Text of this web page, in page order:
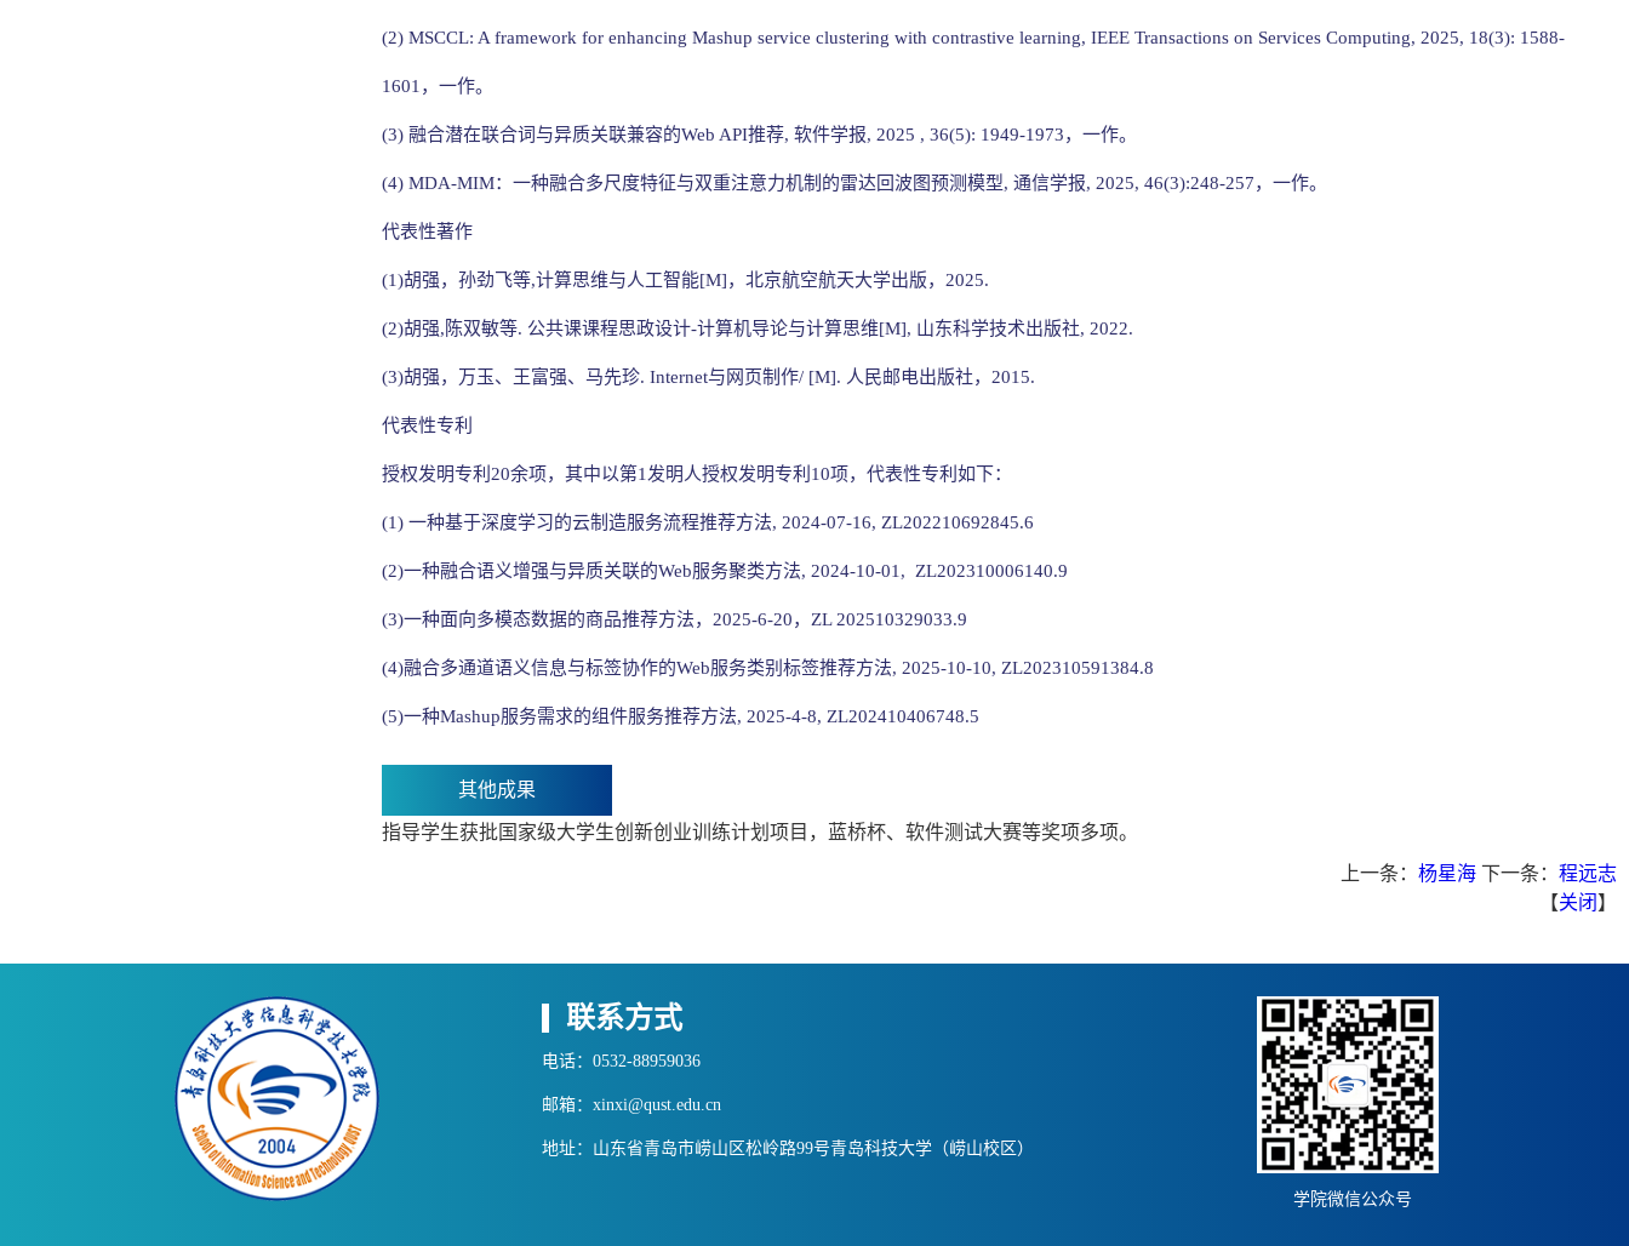
(2) MSCCL: A framework for enhancing Mashup service clustering with contrastive learning, IEEE Transactions on Services Computing, 2025, 18(3): 1588-
1601，一作。
(3) 融合潜在联合词与异质关联兼容的Web API推荐, 软件学报, 2025 , 36(5): 1949-1973，一作。
(4) MDA-MIM：一种融合多尺度特征与双重注意力机制的雷达回波图预测模型, 通信学报, 2025, 46(3):248-257，一作。
代表性著作
(1)胡强，孙劲飞等,计算思维与人工智能[M]，北京航空航天大学出版，2025.
(2)胡强,陈双敏等. 公共课课程思政设计-计算机导论与计算思维[M], 山东科学技术出版社, 2022.
(3)胡强，万玉、王富强、马先珍. Internet与网页制作/ [M]. 人民邮电出版社，2015.
代表性专利
授权发明专利20余项，其中以第1发明人授权发明专利10项，代表性专利如下：
(1) 一种基于深度学习的云制造服务流程推荐方法, 2024-07-16, ZL202210692845.6
(2)一种融合语义增强与异质关联的Web服务聚类方法, 2024-10-01, ZL202310006140.9
(3)一种面向多模态数据的商品推荐方法，2025-6-20，ZL 202510329033.9
(4)融合多通道语义信息与标签协作的Web服务类别标签推荐方法, 2025-10-10, ZL202310591384.8
(5)一种Mashup服务需求的组件服务推荐方法, 2025-4-8, ZL202410406748.5
其他成果
指导学生获批国家级大学生创新创业训练计划项目，蓝桥杯、软件测试大赛等奖项多项。
上一条： 杨星海 下一条： 程远志
【关闭 】
联系方式
电话：0532-88959036
邮箱：xinxi@qust.edu.cn
地址：山东省青岛市崂山区松岭路99号青岛科技大学（崂山校区）
学院微信公众号